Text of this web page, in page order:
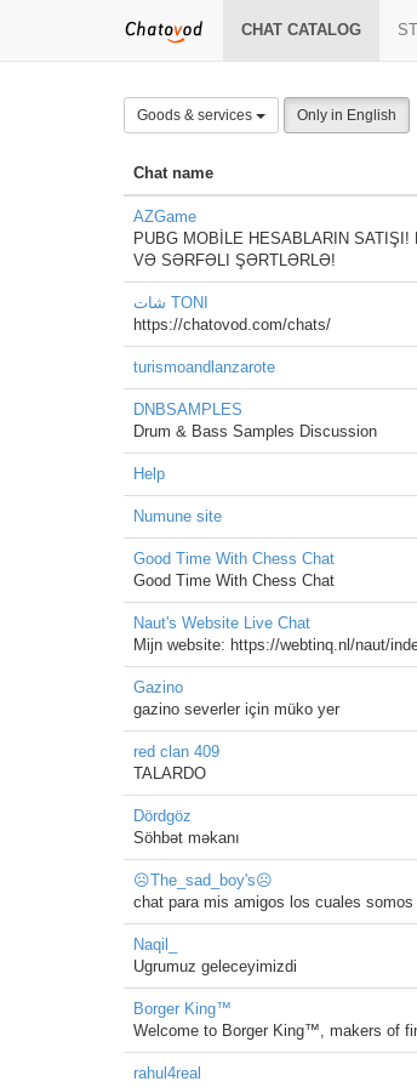
CHAT CATALOG
Goods & services Only in English
Chat name
AZGame
PUBG MOBİLE HESABLARIN
VƏ SƏRFƏLI ŞƏRTLƏRLƏ!
شات TONI
https://chatovod.com/chats/
turismoandlanzarote
DNBSAMPLES
Drum & Bass Samples Discussion
Help
Numune site
Good Time With Chess Chat
Good Time With Chess Chat
Naut's Website Live Chat
Mijn website: https://webtinq.nl/naut/
Gazino
gazino severler için müko yer
red clan 409
TALARDO
Dördgöz
Söhbət məkanı
☹The_sad_boy's☹
chat para mis amigos los cuales
Naqil_
Ugrumuz geleceyimizdi
Borger King™
Welcome to Borger King™, makers of
rahul4real